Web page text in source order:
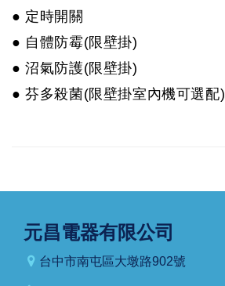
● 定時開關
● 自體防霉(限壁掛)
● 沼氣防護(限壁掛)
● 芬多殺菌(限壁掛室內機可選配)
元昌電器有限公司
台中市南屯區大墩路902號